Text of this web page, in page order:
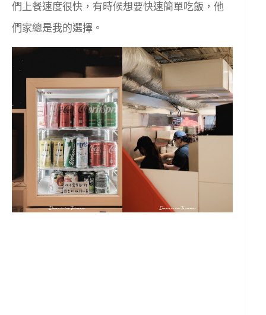
們上餐速度很快，有時候想要快速簡單吃飯，他
們家總是我的選擇。